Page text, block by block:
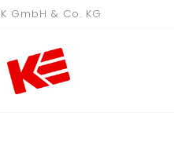
GmbH & Co. KG